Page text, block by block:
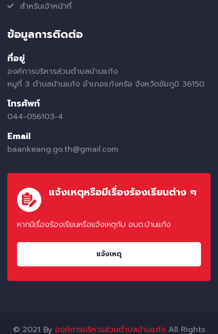
สำหรับเจ้าหน้าที่
ข้อมูลการติดต่อ
ที่อยู่
องค์การบริหารส่วนตำบลบ้านแก้ง
หมูที่ 3 ตำบลบ้านแก้ง อำเภอแก้งคร้อ จังหวัดชัยภูมิ 36150
โทรศัพท์
044-056103-4
Email
baankeang.go.th@gmail.com
แจ้งเหตุหรือมีเรื่องร้องเรียนต่าง ๆ
หากมีเรื่องร้องเรียนหรือแจ้งเหตุกับ อบต.บ้านแก้ง
แจ้งเหตุ
© 2021 By องค์การบริหารส่วนตำบลบ้านแก้งAll Rights